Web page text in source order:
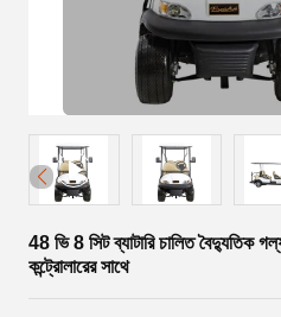
48 ভি 8 সিট ব্যাটারি চালিত বৈদ্যুতিক
কন্ট্রোলারের সাথে